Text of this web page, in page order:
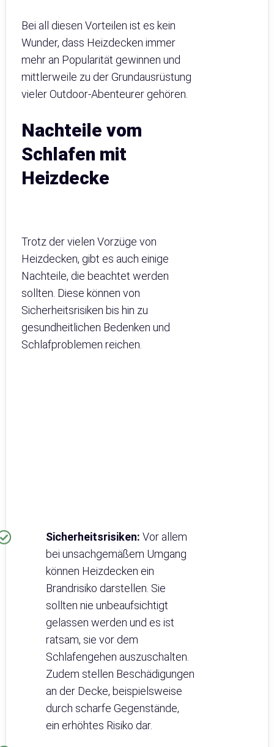
Bei all diesen Vorteilen ist es kein
Wunder, dass Heizdecken immer
mehr an Popularität gewinnen und
mittlerweile zu der Grundausrüstung
vieler Outdoor-Abenteurer gehören.
Nachteile vom
Schlafen mit
Heizdecke
Trotz der vielen Vorzüge von
Heizdecken, gibt es auch einige
Nachteile, die beachtet werden
sollten. Diese können von
Sicherheitsrisiken bis hin zu
gesundheitlichen Bedenken und
Schlafproblemen reichen.
Sicherheitsrisiken: Vor allem
bei unsachgemäßem Umgang
können Heizdecken ein
Brandrisiko darstellen. Sie
sollten nie unbeaufsichtigt
gelassen werden und es ist
ratsam, sie vor dem
Schlafengehen auszuschalten.
Zudem stellen Beschädigungen
an der Decke, beispielsweise
durch scharfe Gegenstände,
ein erhöhtes Risiko dar.